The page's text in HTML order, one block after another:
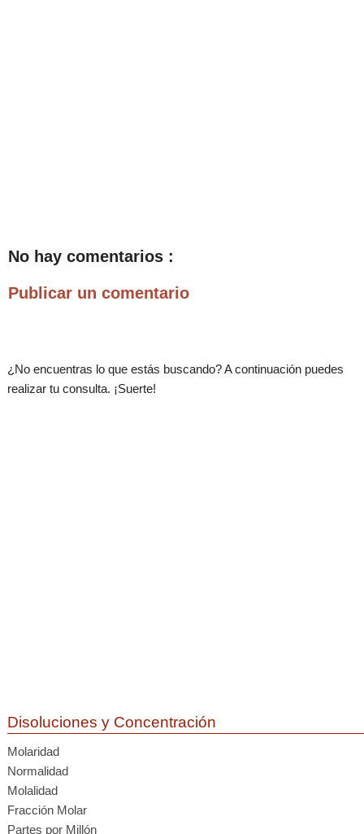
No hay comentarios :
Publicar un comentario
¿No encuentras lo que estás buscando? A continuación puedes
realizar tu consulta. ¡Suerte!
Disoluciones y Concentración
Molaridad
Normalidad
Molalidad
Fracción Molar
Partes por Millón